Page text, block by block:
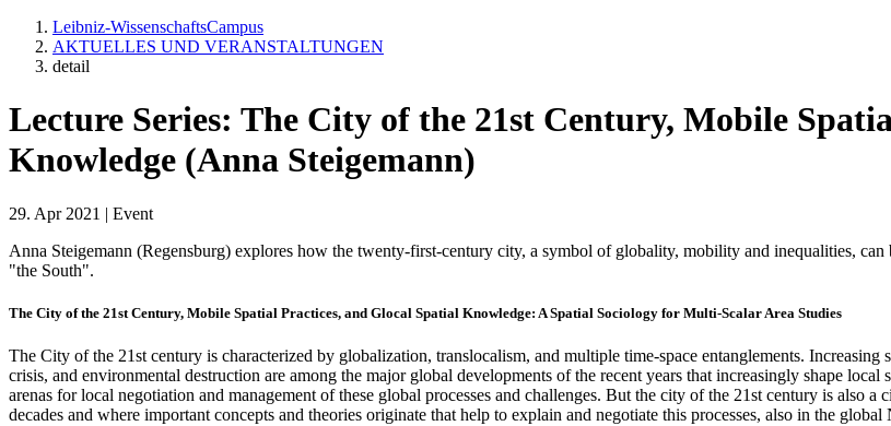
Leibniz-WissenschaftsCampus
AKTUELLES UND VERANSTALTUNGEN
detail
Lecture Series: The City of the 21st Century, Mobile
Knowledge (Anna Steigemann)
29. Apr 2021 | Event
Anna Steigemann (Regensburg) explores how the twenty-first-century city, a symbol of globality, mobility and inequalities,
"the South".
The City of the 21st Century, Mobile Spatial Practices, and Glocal Spatial Knowledge: A Spatial Sociology for Multi-Scalar Area Studies
The City of the 21st century is characterized by globalization, translocalism, and multiple time-space entanglements.
crisis, and environmental destruction are among the major global developments of the recent years that increasingly shape
arenas for local negotiation and management of these global processes and challenges. But the city of the 21st century is also a
decades and where important concepts and theories originate that help to explain and negotiate this processes, also in the global